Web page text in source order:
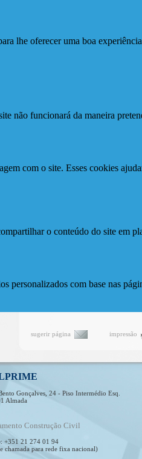
lhe oferecer uma boa
não funcionará da maneira
com o site. Esses cookies
o conteúdo do site em
personalizados com base nas
sugerir página impressão
Gonçalves, 24 - Piso Intermédio Esq.
Almada
Construção Civil
+351 21 274 01 94
chamada para rede fixa nacional)